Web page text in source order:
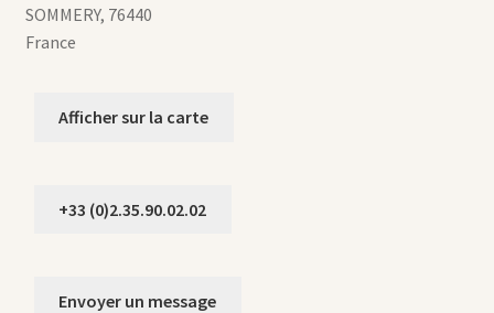
SOMMERY, 76440
France
Afficher sur la carte
+33 (0)2.35.90.02.02
Envoyer un message